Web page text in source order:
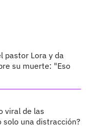
pastor Lora y da
su muerte: "Eso
viral de las
solo una distracción?